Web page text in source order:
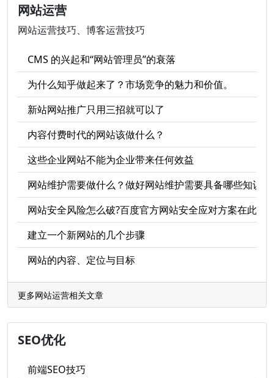
网站运营
网站运营技巧、博客运营技巧
CMS 的兴起和“网站管理员”的衰落
为什么知乎做起来了？市场竞争的魅力和价值。
新站网站推广只用三招就可以了
内容付费时代的网站该做什么？
这些企业网站不能为企业带来任何效益
网站维护需要做什么？做好网站维护需要具备哪些知识?
网站安全风险怎么破?百度官方网站安全应对方案在此!
建立一个新网站的几个步骤
网站的内容、定位与目标
更多网站运营相关文章
SEO优化
前端SEO技巧